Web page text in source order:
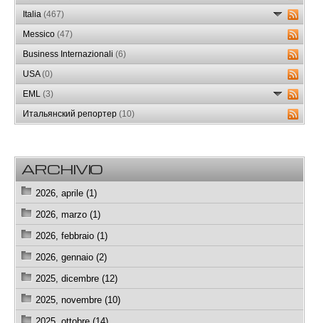
Italia (467)
Messico (47)
Business Internazionali (6)
USA(0)
EML (3)
Итальянский репортер (10)
ARCHIVIO
2026, aprile (1)
2026, marzo (1)
2026, febbraio (1)
2026, gennaio (2)
2025, dicembre (12)
2025, novembre (10)